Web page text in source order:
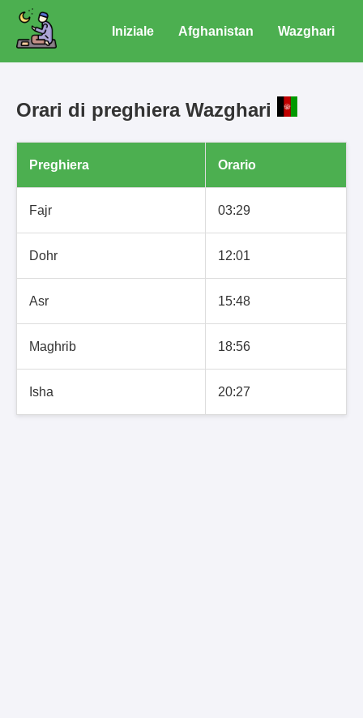
Iniziale Afghanistan Wazghari
Orari di preghiera Wazghari
Preghiera Orario
Fajr 03:29
Dohr 12:01
Asr 15:48
Maghrib 18:56
Isha 20:27